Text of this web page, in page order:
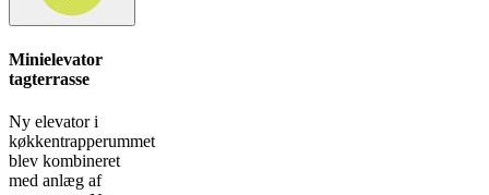
Minielevator
tagterrasse
Ny elevator i
køkkentrapperummet
blev kombineret
med anlæg af